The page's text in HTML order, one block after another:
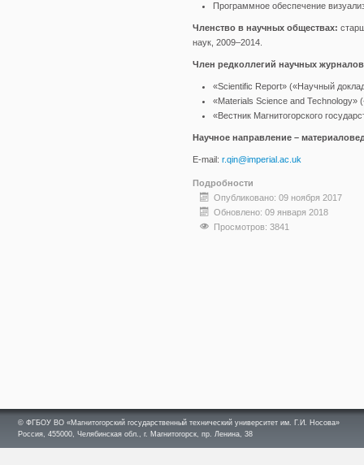
Программное обеспечение
Членство в научных обществах:
наук, 2009–2014.
Член редколлегий научных
«Scientific Report» («Научный
«Materials Science and Technology»
«Вестник Магнитогорского
Научное направление –
E-mail: r.qin@imperial.ac.uk
Подробности
Опубликовано: 09 ноября 2017
Обновлено: 09 января 2018
Просмотров: 3841
© ФГБОУ ВО «Магнитогорский государственный технический университет им. Г.И. Носова»
Россия, 455000, Челябинская обл., г. Магнитогорск, пр. Ленина, 38